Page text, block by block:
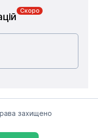
Скоро
захищено